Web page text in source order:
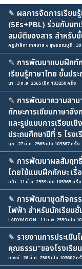
✎ ผลการจัดการเรียน
(5Es+PBL) ร่วมกับบท
สมบัติของสาร สำหรับ
ครูปาลิดา เทศบาล ๑ สุพรรณบุรี : 30
✎ การพัฒนาแบบฝึกทัก
เรียนรู้ภาษาไทย ชั้นปร
นา : 3 ก.ย. 2565 เปิด 103250 ครั้ง
✎ การพัฒนาความสาม
ทักษะการเขียนภาษาอั
และรูปแบบการเรียนเ
ประถมศึกษาปีที่ 5 โรง
นุช : 27 มี.ค. 2565 เปิด 103367 ครั้ง
✎ การพัฒนาผลสัมฤทธิ์
โดยใช้แบบฝึกทักษะ เ
แอ้ว : 11 มี.ค. 2559 เปิด 105365 ครั้ง
✎ การพัฒนาชุดกิจกร
ไฟฟ้า สำหรับนักเรียน
LADYMOON : 11 ก.พ. 2559 เปิด
✎ รายงานการประเมิ
คุณธรรม"ของโรงเรีย
ทองดี : 26 มี.ค. 2565 เปิด 103602 ค